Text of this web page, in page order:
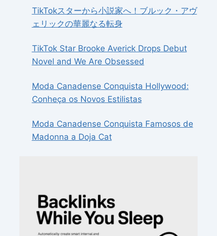
TikTokスターから小説家へ！ブルック・アヴ
ェリックの華麗なる転身
TikTok Star Brooke Averick Drops Debut
Novel and We Are Obsessed
Moda Canadense Conquista Hollywood:
Conheça os Novos Estilistas
Moda Canadense Conquista Famosos de
Madonna a Doja Cat